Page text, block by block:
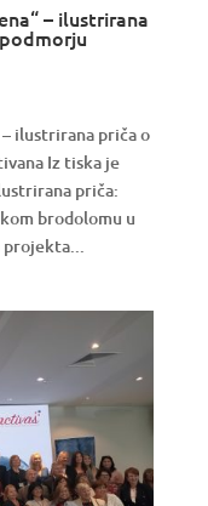
– ilustrirana
ilustrirana priča o
Iz tiska je
priča:
brodolomu u
projekta...